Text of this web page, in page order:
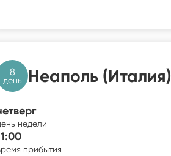
8
день Неаполь (Италия)
недели
прибытия